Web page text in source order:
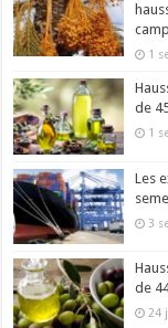
1
de
1
Les
3
de
24